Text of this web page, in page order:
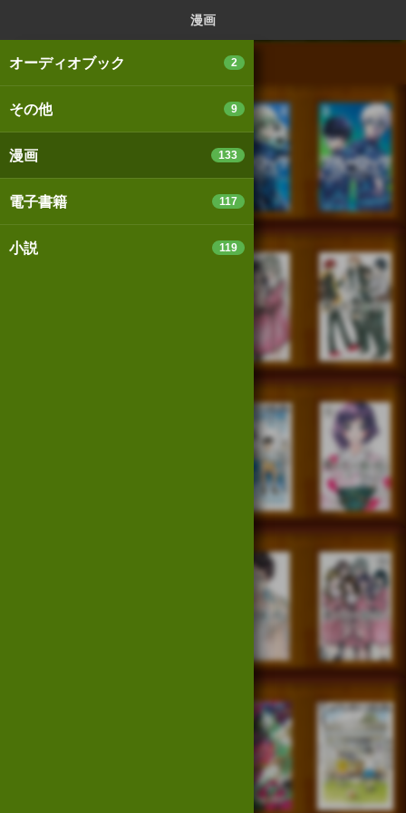
漫画
オーディオブック 2
その他 9
漫画 133
電子書籍 117
小説 119
スマートフォン版 パソコン版
個人情報保護基本方針
Cookie等の利用に関するガイドライン
サイトアクセス情報の取得について
運営会社